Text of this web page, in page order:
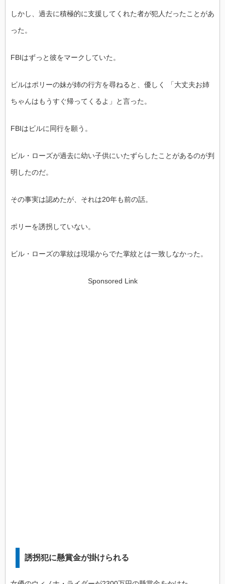
しかし、過去に積極的に支援してくれた者が犯人だったことがあ
った。
FBIはずっと彼をマークしていた。
ビルはポリーの妹が姉の行方を尋ねると、優しく 「大丈夫お姉
ちゃんはもうすぐ帰ってくるよ」と言った。
FBIはビルに同行を願う。
ビル・ローズが過去に幼い子供にいたずらしたことがあるのが判
明したのだ。
その事実は認めたが、それは20年も前の話。
ポリーを誘拐していない。
ビル・ローズの掌紋は現場からでた掌紋とは一致しなかった。
Sponsored Link
誘拐犯に懸賞金が掛けられる